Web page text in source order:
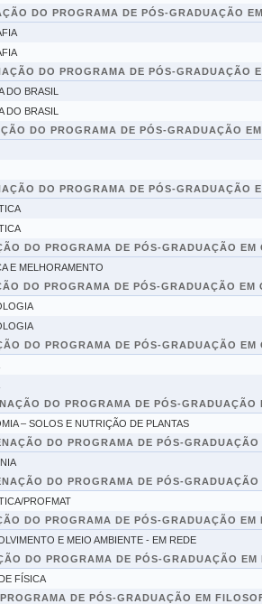
DO PROGRAMA DE PÓS-GRADUAÇÃO
DO PROGRAMA DE PÓS-GRADUAÇÃO
DO BRASIL
DO BRASIL
DO PROGRAMA DE PÓS-GRADUAÇÃO
DO PROGRAMA DE PÓS-GRADUAÇÃO
DO PROGRAMA DE PÓS-GRADUAÇÃO EM
E MELHORAMENTO
DO PROGRAMA DE PÓS-GRADUAÇÃO EM
DO PROGRAMA DE PÓS-GRADUAÇÃO EM
DO PROGRAMA DE PÓS-
– SOLOS E NUTRIÇÃO DE PLANTAS
DO PROGRAMA DE PÓS-
DO PROGRAMA DE PÓS-
PROFMAT
DO PROGRAMA DE PÓS-GRADUAÇÃO
E MEIO AMBIENTE - EM REDE
DO PROGRAMA DE PÓS-GRADUAÇÃO
FÍSICA
DE PÓS-GRADUAÇÃO EM